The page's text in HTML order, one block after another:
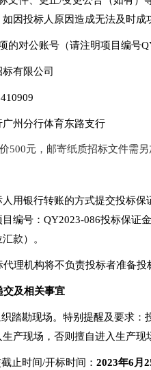
因投标人原因造成无法及时
的对公账号（请注明项目编号
有限公司
州分行体育东路支行
500元，邮寄纸质招标文件需
用银行转账的方式提交投标
编号：QY2023-086投标保证
款）。
理机构将不负责投标者准备
交及相关事宜
踏勘现场。特别提醒及要求
产现场，否则擅自进入生产现
止时间/开标时间： 2023年6 月